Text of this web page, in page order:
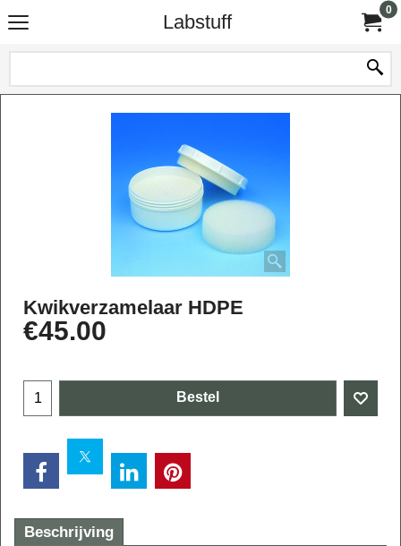
Labstuff
0
Kwikverzamelaar HDPE
€45.00
Bestel
Beschrijving